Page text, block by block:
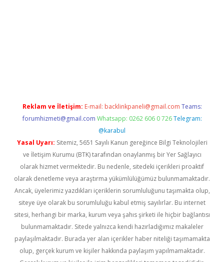
Reklam ve İletişim: E-mail: backlinkpaneli@gmail.com Teams:
forumhizmeti@gmail.com Whatsapp: 0262 606 0 726 Telegram:
@karabul
Yasal Uyarı: Sitemiz, 5651 Sayılı Kanun gereğince Bilgi Teknolojileri
ve İletişim Kurumu (BTK) tarafından onaylanmış bir Yer Sağlayıcı
olarak hizmet vermektedir. Bu nedenle, sitedeki içerikleri proaktif
olarak denetleme veya araştırma yükümlülüğümüz bulunmamaktadır.
Ancak, üyelerimiz yazdıkları içeriklerin sorumluluğunu taşımakta olup,
siteye üye olarak bu sorumluluğu kabul etmiş sayılırlar. Bu internet
sitesi, herhangi bir marka, kurum veya şahıs şirketi ile hiçbir bağlantısı
bulunmamaktadır. Sitede yalnızca kendi hazırladığımız makaleler
paylaşılmaktadır. Burada yer alan içerikler haber niteliği taşımamakta
olup, gerçek kurum ve kişiler hakkında paylaşım yapılmamaktadır.